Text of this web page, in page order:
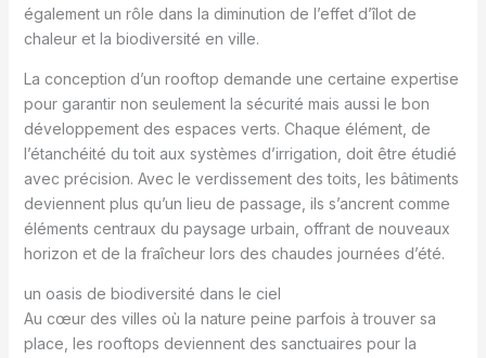
également un rôle dans la diminution de l’effet d’îlot de
chaleur et la biodiversité en ville.
La conception d’un rooftop demande une certaine expertise
pour garantir non seulement la sécurité mais aussi le bon
développement des espaces verts. Chaque élément, de
l’étanchéité du toit aux systèmes d’irrigation, doit être étudié
avec précision. Avec le verdissement des toits, les bâtiments
deviennent plus qu’un lieu de passage, ils s’ancrent comme
éléments centraux du paysage urbain, offrant de nouveaux
horizon et de la fraîcheur lors des chaudes journées d’été.
un oasis de biodiversité dans le ciel
Au cœur des villes où la nature peine parfois à trouver sa
place, les rooftops deviennent des sanctuaires pour la